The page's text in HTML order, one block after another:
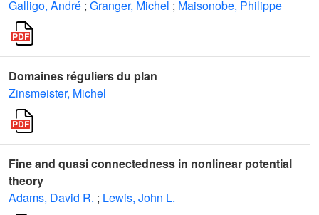
Galligo, André ; Granger, Michel ; Maisonobe, Philippe
Domaines réguliers du plan
Zinsmeister, Michel
Fine and quasi connectedness in nonlinear potential
theory
Adams, David R. ; Lewis, John L.